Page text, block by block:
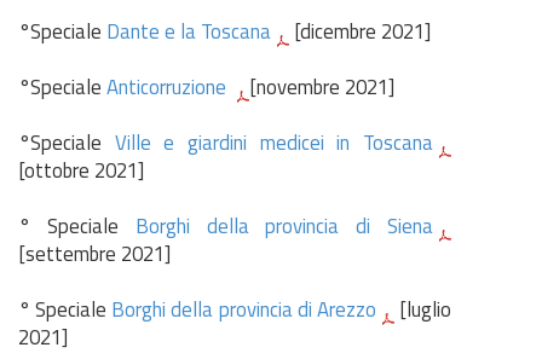
°Speciale Dante e la Toscana
[dicembre 2021]
°SpecialeAnticorruzione
[novembre 2021]
°Speciale Ville e giardini medicei in Toscana
[ottobre 2021]
° Speciale Borghi della provincia di Siena
[settembre 2021]
° Speciale Borghi della provincia di Arezzo
[luglio
2021]